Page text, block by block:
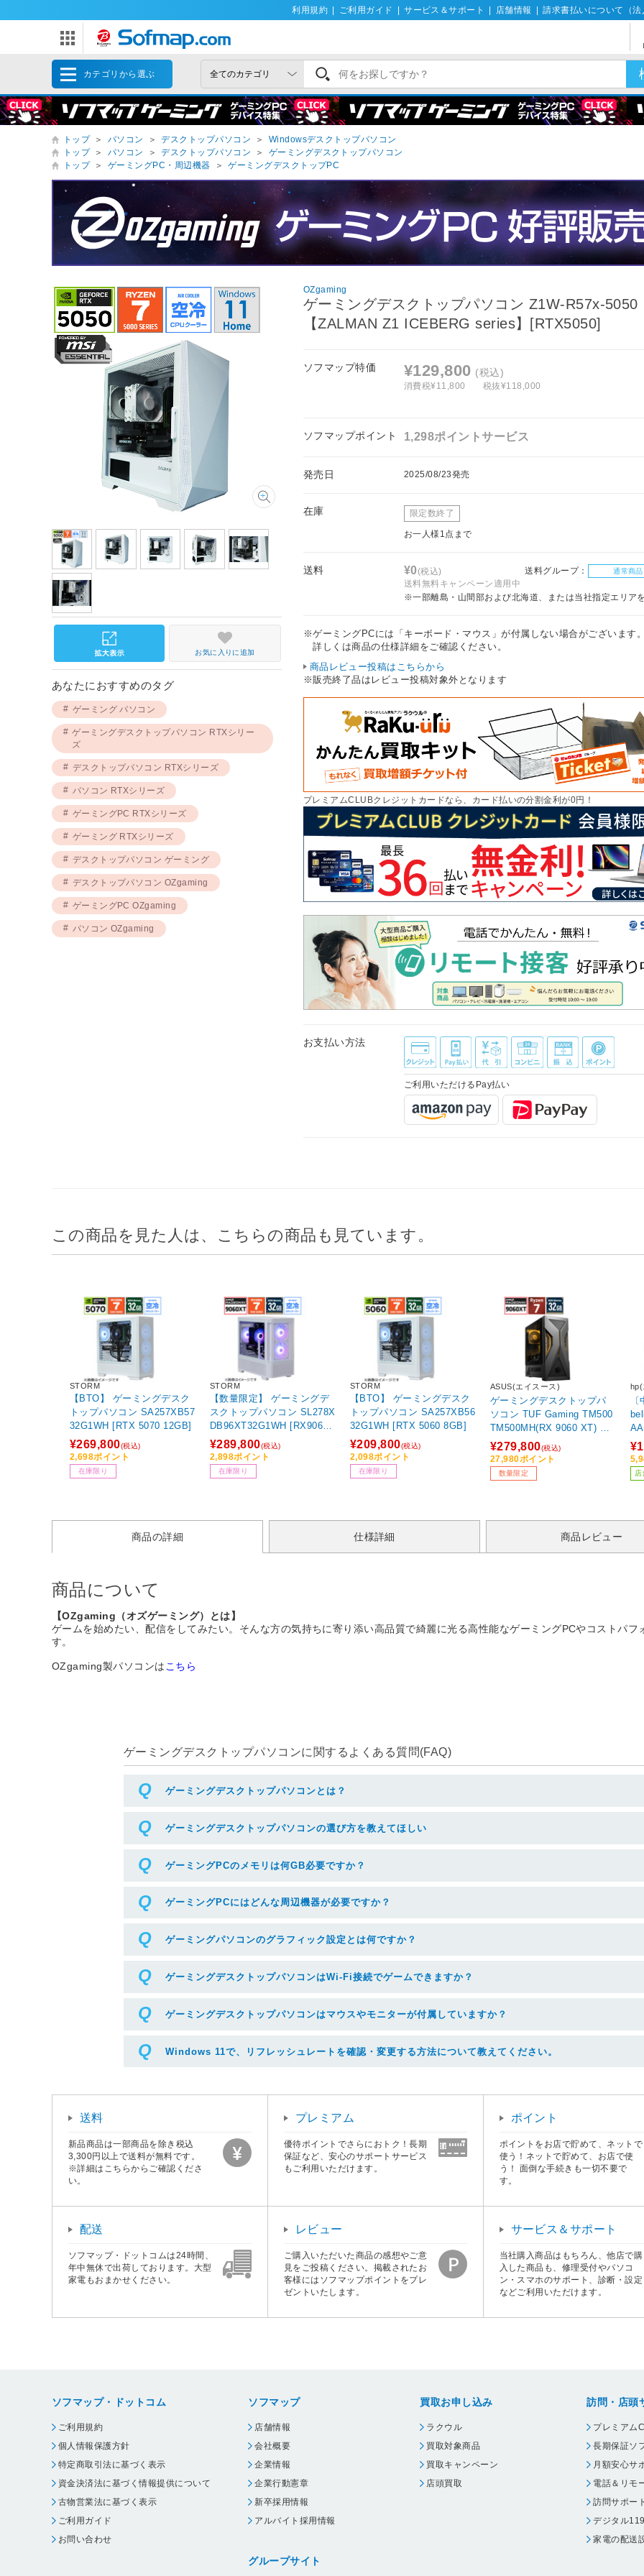
利用規約 ご利用ガイド サービス＆サポート 店舗情報 請求書払いについて（法
カテゴリから選ぶ
トップ ＞ パソコン ＞ デスクトップパソコン ＞
Windowsデスクトップパソコン
トップ
＞ パソコン ＞ デスクトップパソコン ＞
ゲーミングデスクトップパソコン
トップ
＞ ゲーミングPC・周辺機器 ＞ ゲーミングデスクトップPC
OZgaming
ゲーミングデスクトップパソコン Z1W-R57x-5050
【ZALMAN Z1 ICEBERG series】[RTX5050]
ソフマップ特価 ¥129,800 (税込)
消費税¥11,800 税抜¥118,000
ソフマップポイント 1,298ポイントサービス
発売日 2025/08/23発売
在庫 限定数終了
お一人様1点まで
送料 ¥0(税込) 送料グループ： 通常商品
送料無料キャンペーン適用中
※一部離島・山間部および北海道、または当社指定エリア
※ゲーミングPCには「キーボード・マウス」が付属しない場合がございます。
詳しくは商品の仕様詳細をご確認ください。
商品レビュー投稿はこちらから
※販売終了品はレビュー投稿対象外となります
プレミアムCLUBクレジットカードなら、カード払いの分割金利が0円！
お支払い方法
ご利用いただけるPay払い
お気に入りに追加
あなたにおすすめのタグ
ゲーミング パソコン
ゲーミングデスクトップパソコン RTXシリー
ズ
デスクトップパソコン RTXシリーズ
パソコン RTXシリーズ
ゲーミングPC RTXシリーズ
ゲーミング RTXシリーズ
デスクトップパソコン ゲーミング
デスクトップパソコン OZgaming
ゲーミングPC OZgaming
パソコン OZgaming
この商品を見た人は、こちらの商品も見ています。
STORM
【BTO】 ゲーミングデスク
トップパソコン SA257XB57
32G1WH [RTX 5070 12GB]
¥269,800(税込)
2,698ポイント
在庫限り
STORM
【数量限定】 ゲーミングデ
スクトップパソコン SL278X
DB96XT32G1WH [RX9060X
T]
¥289,800(税込)
2,898ポイント
在庫限り
STORM
【BTO】 ゲーミングデスク
トップパソコン SA257XB56
32G1WH [RTX 5060 8GB]
¥209,800(税込)
2,098ポイント
在庫限り
ASUS(エイスース)
ゲーミングデスクトップパ
ソコン TUF Gaming TM500
TM500MH(RX 9060 XT) ソ
ーラーエクリプスグレー TM
500MH-R732G1TB9060XT
[モニター無し /Windows11
Home /AMD Ryzen7 /メモ
¥279,800(税込)
27,980ポイント
数量限定
hp(
プ
店
商品の詳細 仕様詳細 商品レビュー
商品について
【OZgaming（オズゲーミング）とは】
ゲームを始めたい、配信をしてみたい。そんな方の気持ちに寄り添い高品質で綺麗に光る高性能なゲーミングPCやコストパ
す。
OZgaming製パソコンは こちら
ゲーミングデスクトップパソコンに関するよくある質問(FAQ)
ゲーミングデスクトップパソコンとは？
ゲーミングデスクトップパソコンの選び方を教えてほしい
ゲーミングPCのメモリは何GB必要ですか？
ゲーミングPCにはどんな周辺機器が必要ですか？
ゲーミングパソコンのグラフィック設定とは何ですか？
ゲーミングデスクトップパソコンはWi-Fi接続でゲームできますか？
ゲーミングデスクトップパソコンはマウスやモニターが付属していますか？
Windows 11で、リフレッシュレートを確認・変更する方法について教えてください。
※リフレッシュレートを変更する場合は、ボックスから任意の項目をクリック
送料
新品商品は一部商品を除き税込
3,300円以上で送料が無料です。
※詳細はこちらからご確認くださ
い。
プレミアム
優待ポイントでさらにおトク！長期
保証など、安心のサポートサービス
もご利用いただけます。
ポイント
ポイントをお店で貯めて、ネットで
使う！ネットで貯めて、お店で使
う！ 面倒な手続きも一切不要で
す。
配送
ソフマップ・ドットコムは24時間、
年中無休で出荷しております。大型
家電もおまかせください。
レビュー
ご購入いただいた商品の感想やご意
見をご投稿ください。掲載されたお
客様にはソフマップポイントをプレ
ゼントいたします。
サービス＆サポート
当社購入商品はもちろん、他店で購
入した商品も、修理受付やパソコ
ン・スマホのサポート、診断・設定
などご利用いただけます。
ソフマップ・ドットコム
ご利用規約
個人情報保護方針
特定商取引法に基づく表示
資金決済法に基づく情報提供について
古物営業法に基づく表示
ご利用ガイド
お問い合わせ
ソフマップ
店舗情報
会社概要
企業情報
企業行動憲章
新卒採用情報
アルバイト採用情報
グループサイト
買取お申し込み
ラクウル
買取対象商品
買取キャンペーン
店頭買取
訪問・店頭
プレミアム
長期保証ソ
月額安心サ
電話＆リモ
訪問サポート
デジタル119
家電の配送